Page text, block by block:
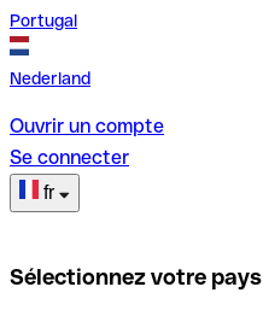
Portugal
Nederland
Ouvrir un compte
Se connecter
fr
Sélectionnez votre pays